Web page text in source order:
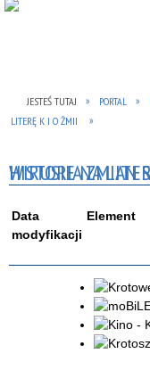
JESTEŚ TUTAJ PORTAL
LITERĘ K I O ŻMII
HISTORIA ZMIAN STRONY - KRÓTKI FILM
Data
modyfikacji
Element